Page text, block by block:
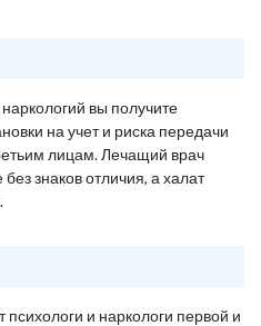
вы получите
на учет и риска передачи
лицам. Лечащий врач
знаков отличия, а халат
и наркологи первой и